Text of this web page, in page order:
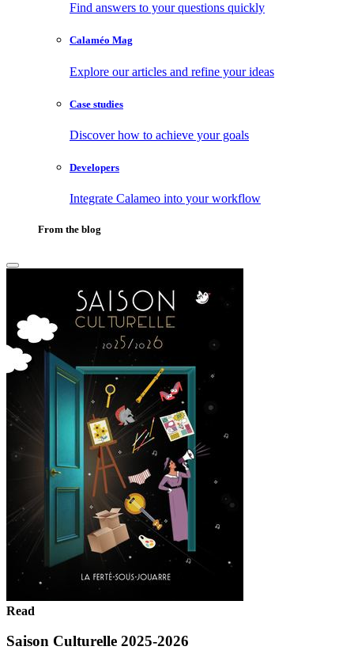
Find answers to your questions quickly
Calaméo Mag
Explore our articles and refine your ideas
Case studies
Discover how to achieve your goals
Developers
Integrate Calameo into your workflow
From the blog
Read
Saison Culturelle 2025-2026